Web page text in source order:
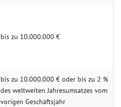
bis zu 10.000.000 €
bis zu 10.000.000 € oder bis zu 2 %
des weltweiten Jahresumsatzes vom
vorigen Geschäftsjahr